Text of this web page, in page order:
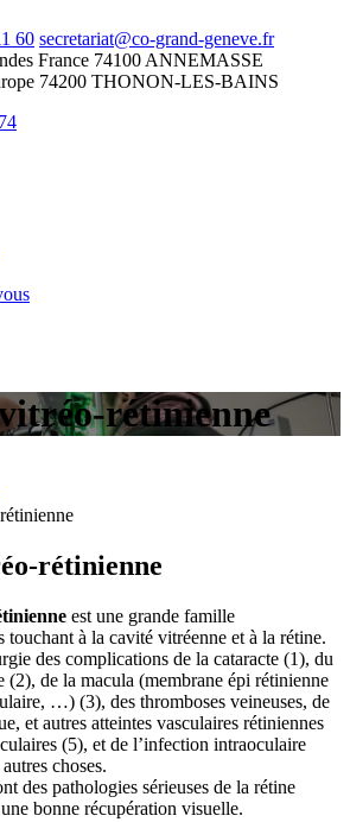
60 secretariat@co-grand-geneve.fr
France 74100 ANNEMASSE
74200 THONON-LES-BAINS
rétinienne
rétinienne
est une grande famille
touchant à la cavité vitréenne et à la rétine.
des complications de la cataracte (1), du
(2), de la macula (membrane épi rétinienne
…) (3), des thromboses veineuses, de
et autres atteintes vasculaires rétiniennes
(5), et de l’infection intraoculaire
choses.
des pathologies sérieuses de la rétine
bonne récupération visuelle.